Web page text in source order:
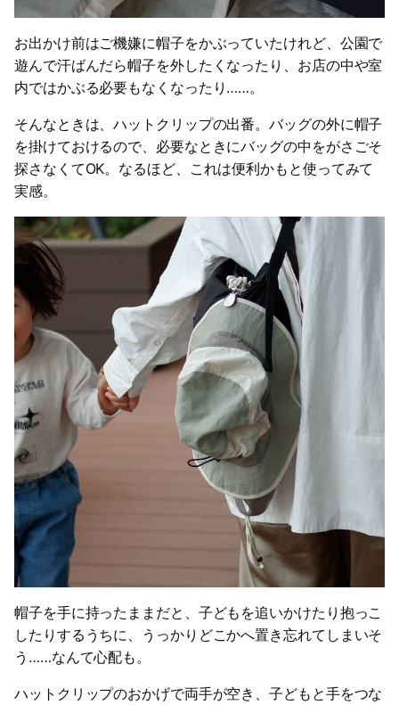
お出かけ前はご機嫌に帽子をかぶっていたけれど、公園で
遊んで汗ばんだら帽子を外したくなったり、お店の中や室
内ではかぶる必要もなくなったり……。
そんなときは、ハットクリップの出番。バッグの外に帽子
を掛けておけるので、必要なときにバッグの中をがさごそ
探さなくてOK。なるほど、これは便利かもと使ってみて
実感。
帽子を手に持ったままだと、子どもを追いかけたり抱っこ
したりするうちに、うっかりどこかへ置き忘れてしまいそ
う……なんて心配も。
ハットクリップのおかげで両手が空き、子どもと手をつな